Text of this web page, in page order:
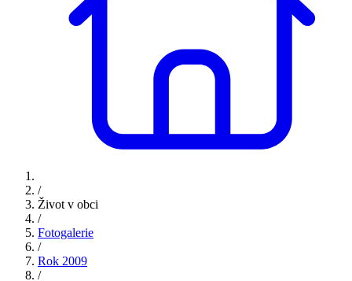
/
Život v obci
/
Fotogalerie
/
Rok 2009
/